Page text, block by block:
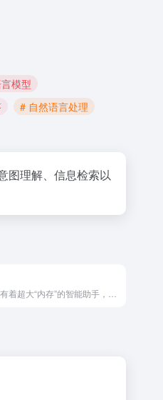
模型
# 自然语言处理
图理解、信息检索以